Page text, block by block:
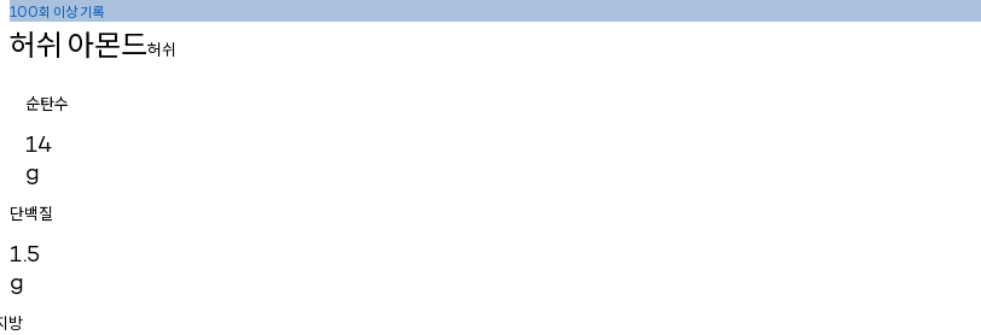
100회 이상기록
허쉬 아몬드허쉬
순탄수
14
g
단백질
1.5
g
방